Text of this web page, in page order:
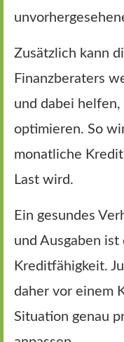
Zusätzlich kann
Finanzberaters
und dabei helfen,
optimieren. So
monatliche
Last wird.
Ein gesundes
und Ausgaben
Kreditfähigkeit.
daher vor einem
Situation genau